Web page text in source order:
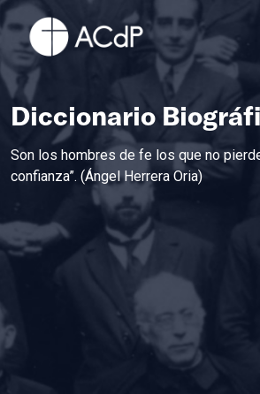
Diccionario
Son los hombres de fe los que no
confianza”. (Ángel Herrera Oria)